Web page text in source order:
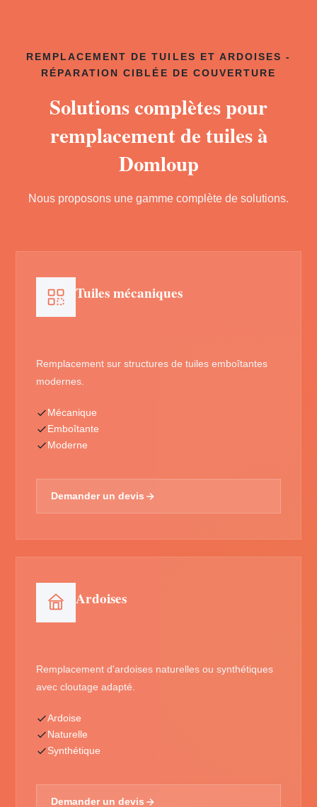
REMPLACEMENT DE TUILES ET ARDOISES -
RÉPARATION CIBLÉE DE COUVERTURE
Solutions complètes pour
remplacement de tuiles à
Domloup
Nous proposons une gamme complète de solutions.
Tuiles mécaniques
Remplacement sur structures de tuiles emboîtantes
modernes.
Mécanique
Emboîtante
Moderne
Demander un devis
Ardoises
Remplacement d'ardoises naturelles ou synthétiques
avec cloutage adapté.
Ardoise
Naturelle
Synthétique
Demander un devis